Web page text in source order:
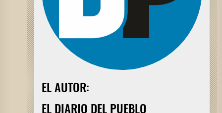
EL AUTOR:
EL DIARIO DEL PUEBLO